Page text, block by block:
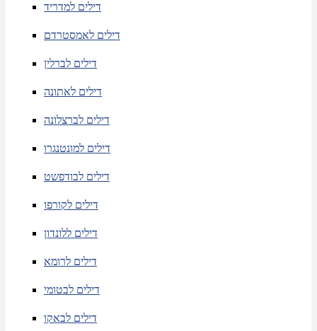
דילים למדריד
דילים לאמסטרדם
דילים לברלין
דילים לאתונה
דילים לברצלונה
דילים למונטנגרו
דילים לבודפשט
דילים לקורפו
דילים ללונדון
דילים לרומא
דילים לבטומי
דילים לבאקו